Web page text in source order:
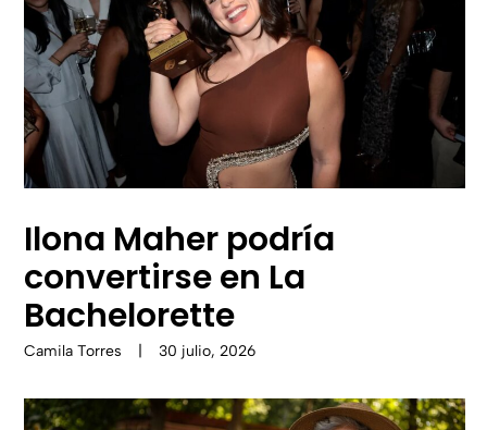
Ilona Maher podría
convertirse en La
Bachelorette
Camila Torres 30 julio, 2026